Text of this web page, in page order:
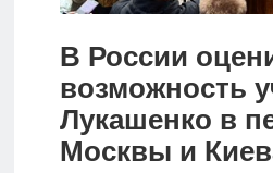
нас
Версия для
слабовидящих
В России
возможность
Лукашенко в
Москвы и